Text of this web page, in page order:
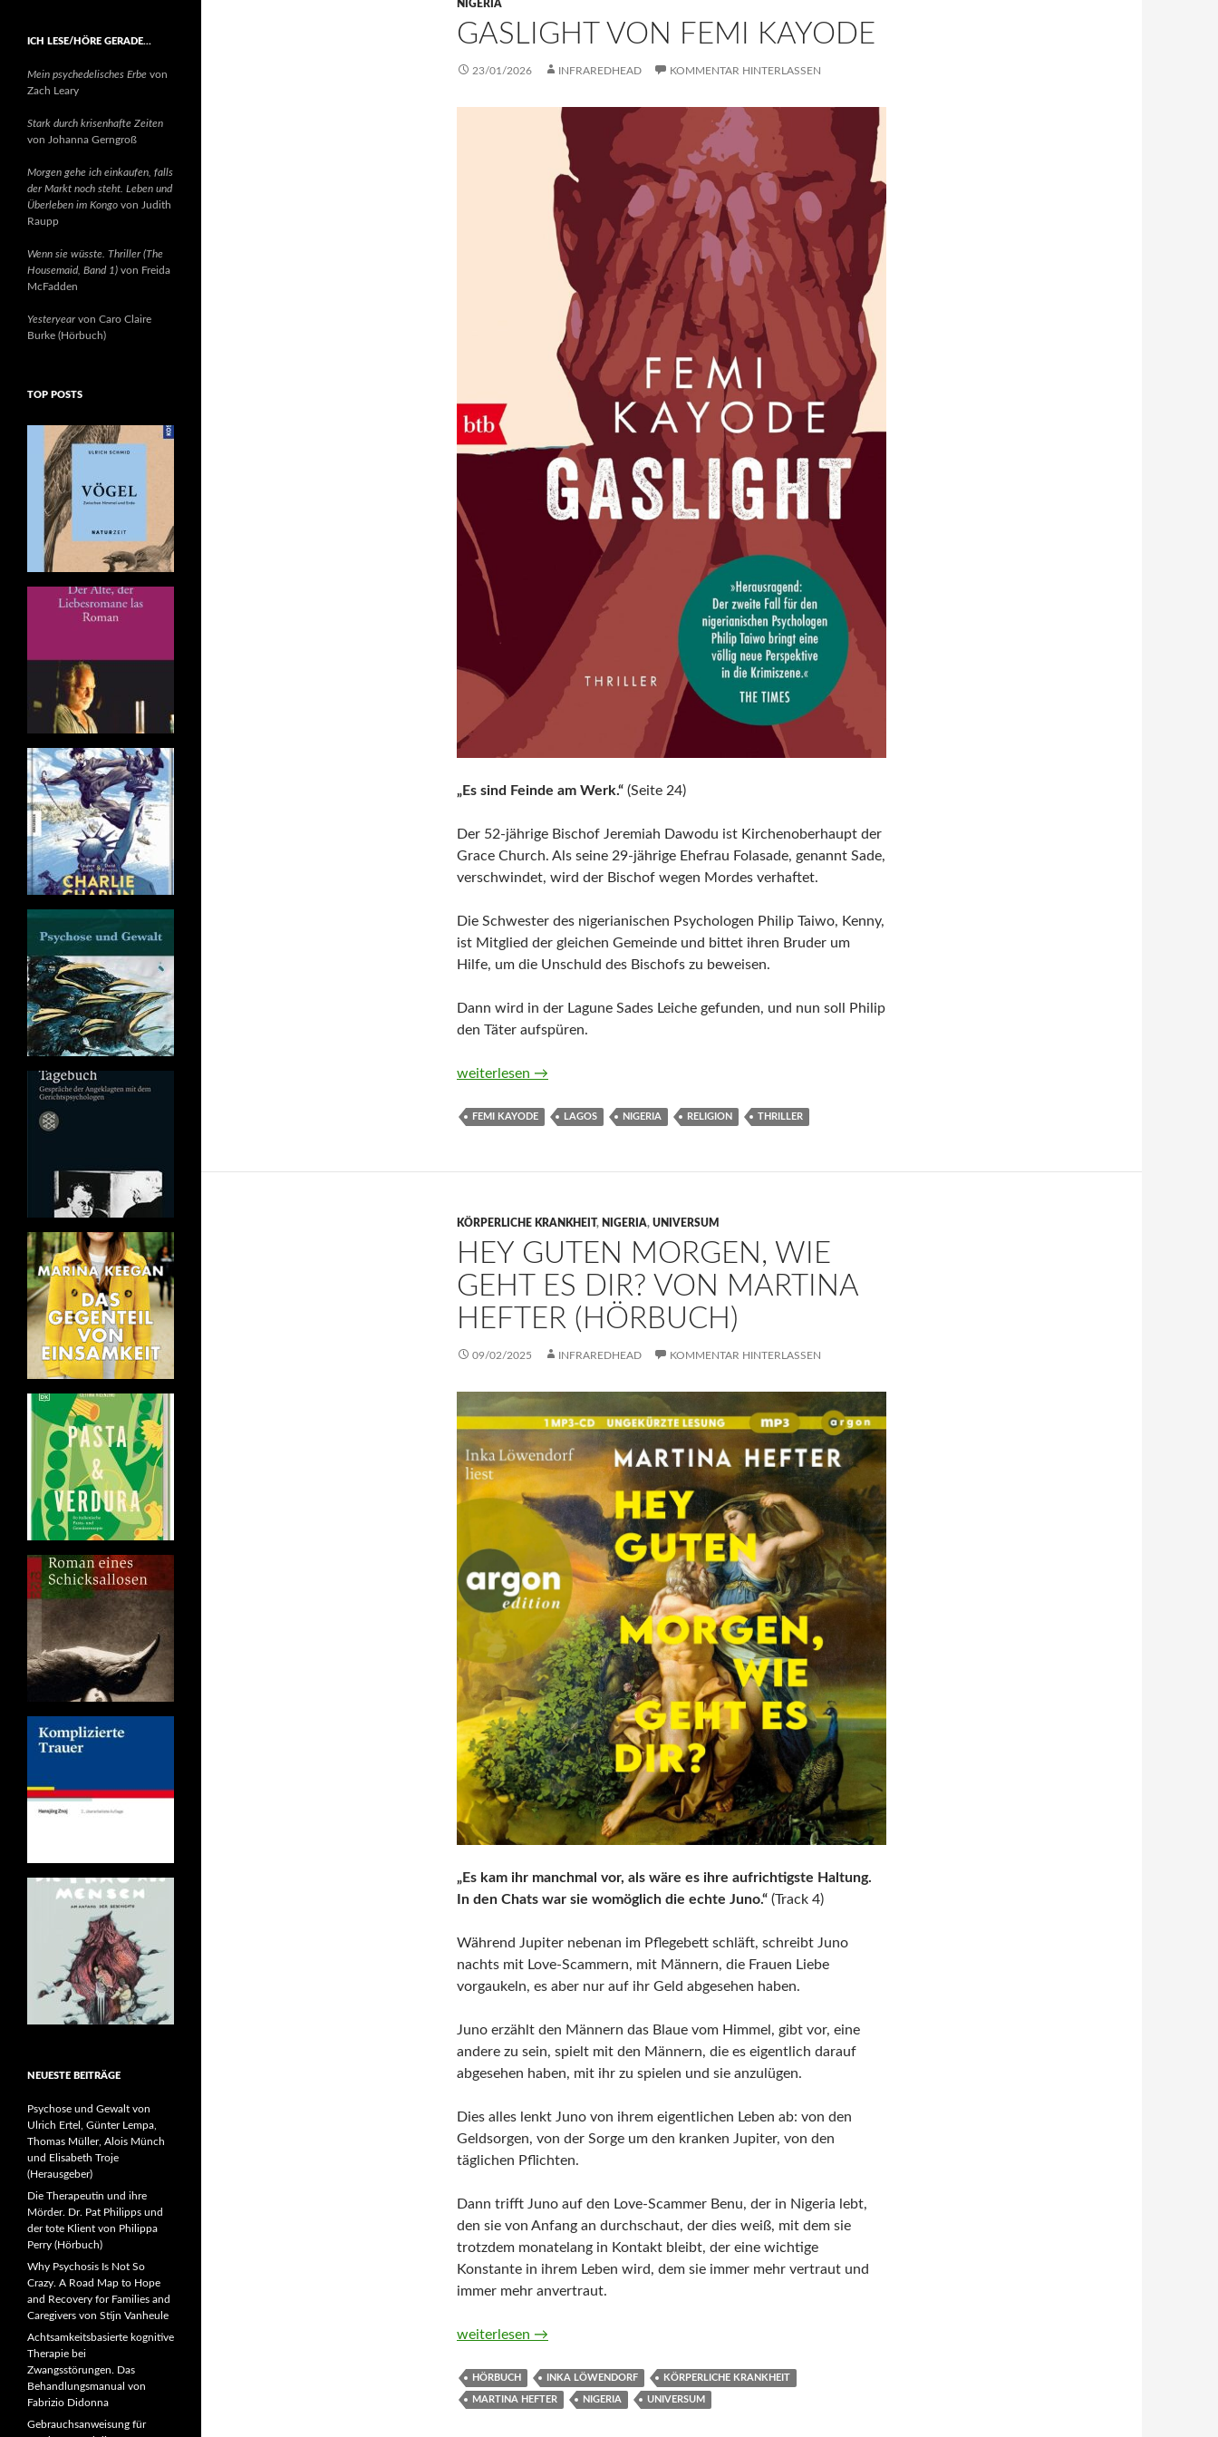
NIGERIA
GASLIGHT VON FEMI KAYODE
23/01/2026 INFRAREDHEAD KOMMENTAR HINTERLASSEN
„Es sind Feinde am Werk.“ (Seite 24)
Der 52-jährige Bischof Jeremiah Dawodu ist Kirchenoberhaupt der
Grace Church. Als seine 29-jährige Ehefrau Folasade, genannt Sade,
verschwindet, wird der Bischof wegen Mordes verhaftet.
Die Schwester des nigerianischen Psychologen Philip Taiwo, Kenny,
ist Mitglied der gleichen Gemeinde und bittet ihren Bruder um
Hilfe, um die Unschuld des Bischofs zu beweisen.
Dann wird in der Lagune Sades Leiche gefunden, und nun soll Philip
den Täter aufspüren.
Gaslight von Femi Kayode
weiterlesen →
FEMI KAYODE LAGOS NIGERIA RELIGION THRILLER
KÖRPERLICHE KRANKHEIT, NIGERIA, UNIVERSUM
HEY GUTEN MORGEN, WIE
GEHT ES DIR? VON MARTINA
HEFTER (HÖRBUCH)
09/02/2025 INFRAREDHEAD KOMMENTAR HINTERLASSEN
„Es kam ihr manchmal vor, als wäre es ihre aufrichtigste Haltung.
In den Chats war sie womöglich die echte Juno.“ (Track 4)
Während Jupiter nebenan im Pflegebett schläft, schreibt Juno
nachts mit Love-Scammern, mit Männern, die Frauen Liebe
vorgaukeln, es aber nur auf ihr Geld abgesehen haben.
Juno erzählt den Männern das Blaue vom Himmel, gibt vor, eine
andere zu sein, spielt mit den Männern, die es eigentlich darauf
abgesehen haben, mit ihr zu spielen und sie anzulügen.
Dies alles lenkt Juno von ihrem eigentlichen Leben ab: von den
Geldsorgen, von der Sorge um den kranken Jupiter, von den
täglichen Pflichten.
Dann trifft Juno auf den Love-Scammer Benu, der in Nigeria lebt,
den sie von Anfang an durchschaut, der dies weiß, mit dem sie
trotzdem monatelang in Kontakt bleibt, der eine wichtige
Konstante in ihrem Leben wird, dem sie immer mehr vertraut und
immer mehr anvertraut.
Hey guten Morgen, wie geht es dir? von Martina Hefter (Hörbuch)
weiterlesen →
HÖRBUCH INKA LÖWENDORF KÖRPERLICHE KRANKHEIT
MARTINA HEFTER NIGERIA UNIVERSUM
ICH LESE/HÖRE GERADE…
Mein psychedelisches Erbe von
Zach Leary
Stark durch krisenhafte Zeiten
von Johanna Gerngroß
Morgen gehe ich einkaufen, falls
der Markt noch steht. Leben und
Überleben im Kongo von Judith
Raupp
Wenn sie wüsste. Thriller (The
Housemaid, Band 1) von Freida
McFadden
Yesteryearvon Caro Claire
Burke (Hörbuch)
TOP POSTS
NEUESTE BEITRÄGE
Psychose und Gewalt von
Ulrich Ertel, Günter Lempa,
Thomas Müller, Alois Münch
und Elisabeth Troje
(Herausgeber)
Die Therapeutin und ihre
Mörder. Dr. Pat Philipps und
der tote Klient von Philippa
Perry (Hörbuch)
Why Psychosis Is Not So
Crazy. A Road Map to Hope
and Recovery for Families and
Caregivers von Stijn Vanheule
Achtsamkeitsbasierte kognitive
Therapie bei
Zwangsstörungen. Das
Behandlungsmanual von
Fabrizio Didonna
Gebrauchsanweisung für